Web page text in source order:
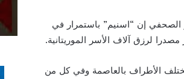
الصحفي إن “اسنيم” باستمرار في
لرزق آلاف الأسر الموريتانية.
مختلف الأطراف بالعاصمة وفي كل من